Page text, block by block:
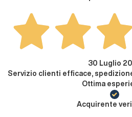
30 Luglio
Servizio clienti efficace,
Ottima
Acquirente